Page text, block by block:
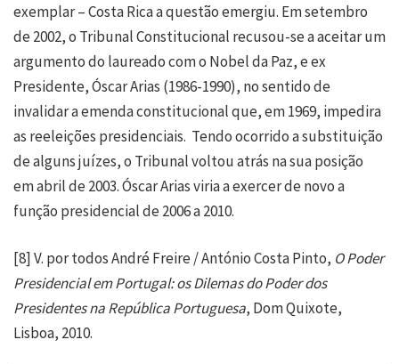
exemplar – Costa Rica a questão emergiu. Em setembro
de 2002, o Tribunal Constitucional recusou-se a aceitar um
argumento do laureado com o Nobel da Paz, e ex
Presidente, Óscar Arias (1986-1990), no sentido de
invalidar a emenda constitucional que, em 1969, impedira
as reeleições presidenciais. Tendo ocorrido a substituição
de alguns juízes, o Tribunal voltou atrás na sua posição
em abril de 2003. Óscar Arias viria a exercer de novo a
função presidencial de 2006 a 2010.
[8]V. por todos André Freire / António Costa Pinto, O Poder
Presidencial em Portugal: os Dilemas do Poder dos
Presidentes na República Portuguesa, Dom Quixote,
Lisboa, 2010.